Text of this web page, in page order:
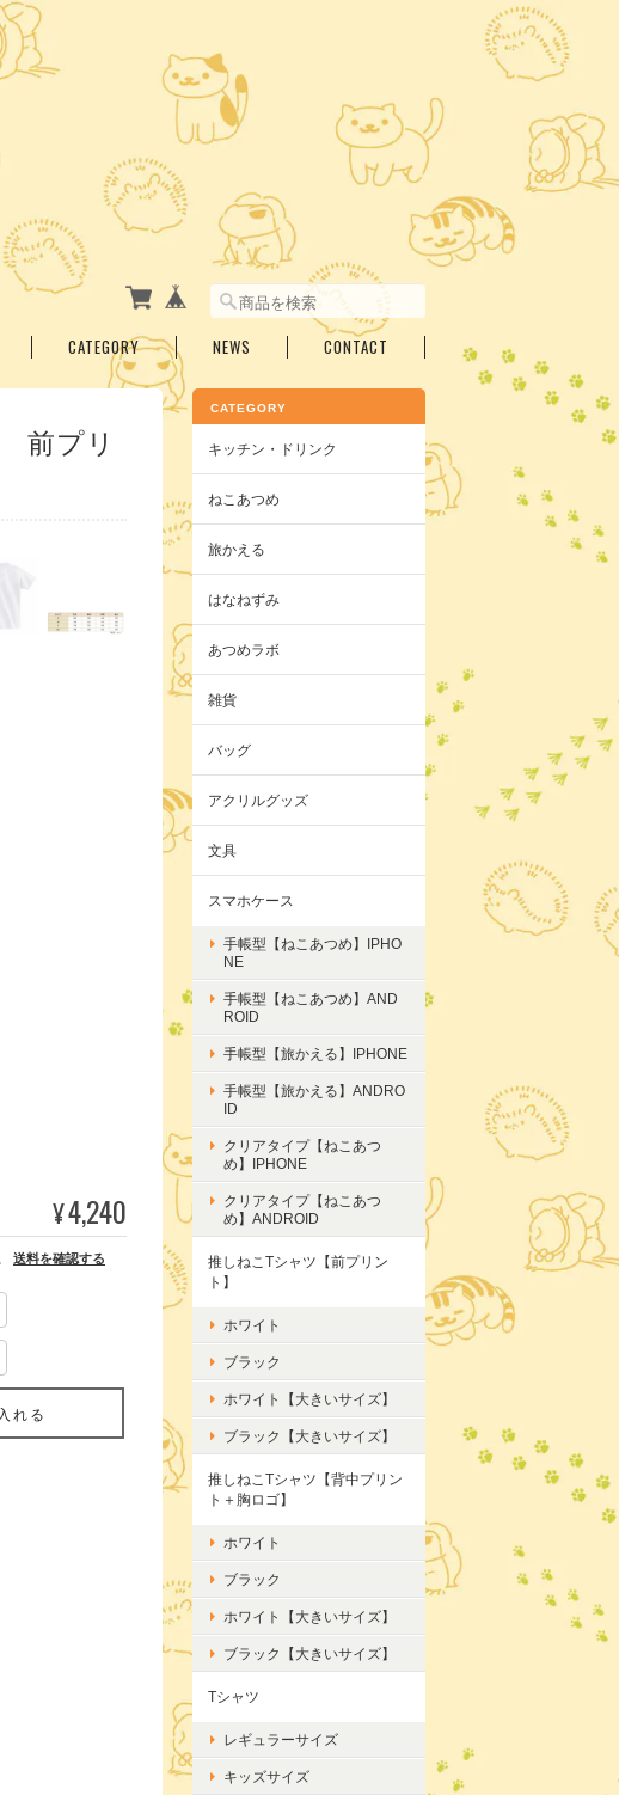
CATEGORY NEWS CONTACT
前プリ
¥4,240
送料を確認する
れる
CATEGORY
キッチン・ドリンク
ねこあつめ
旅かえる
はなねずみ
あつめラボ
雑貨
バッグ
アクリルグッズ
文具
スマホケース
手帳型【ねこあつめ】IPHO
NE
手帳型【ねこあつめ】AND
ROID
手帳型【旅かえる】IPHONE
手帳型【旅かえる】ANDRO
ID
クリアタイプ【ねこあつ
め】IPHONE
クリアタイプ【ねこあつ
め】ANDROID
推しねこTシャツ【前プリン
ト】
ホワイト
ブラック
ホワイト【大きいサイズ】
ブラック【大きいサイズ】
推しねこTシャツ【背中プリン
ト＋胸ロゴ】
ホワイト
ブラック
ホワイト【大きいサイズ】
ブラック【大きいサイズ】
Tシャツ
レギュラーサイズ
キッズサイズ